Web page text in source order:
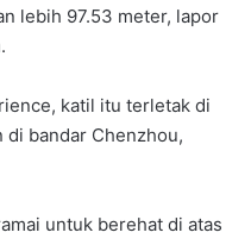
lebih 97.53 meter, lapor
katil itu terletak di
di bandar Chenzhou,
untuk berehat di atas